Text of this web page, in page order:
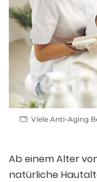
Viele Anti-Aging
Ab einem Alter
natürliche